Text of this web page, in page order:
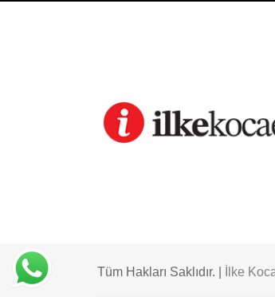
Tüm Hakları Saklıdır. | İlke